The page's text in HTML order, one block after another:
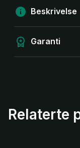
Beskrivelse
Garanti
Relaterte